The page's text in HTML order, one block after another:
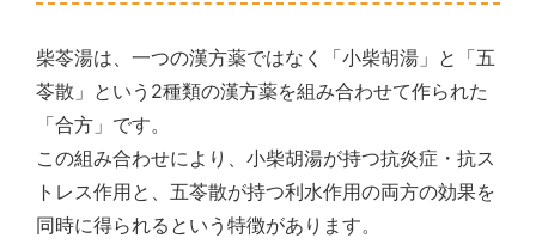
柴苓湯は、一つの漢方薬ではなく「小柴胡湯」と「五
苓散」という2種類の漢方薬を組み合わせて作られた
「合方」です。
この組み合わせにより、小柴胡湯が持つ抗炎症・抗ス
トレス作用と、五苓散が持つ利水作用の両方の効果を
同時に得られるという特徴があります。